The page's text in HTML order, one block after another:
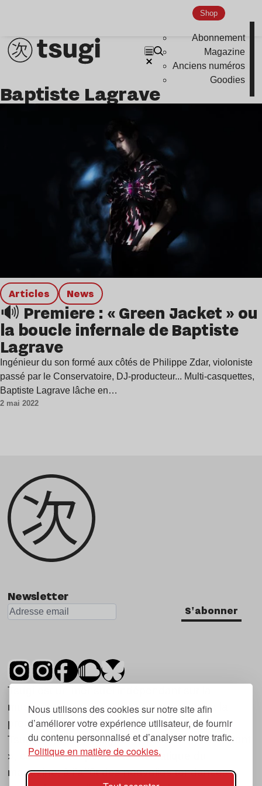
Nous utilisons des cookies sur notre site afin
d’améliorer votre expérience utilisateur, de fournir
du contenu personnalisé et d’analyser notre trafic.
Politique en matière de cookies.
Shop
Abonnement
Magazine
Anciens numéros
Goodies
Baptiste Lagrave
Articles news
🔊 Premiere : « Green Jacket » ou
la boucle infernale de Baptiste
Lagrave
Ingénieur du son formé aux côtés de Philippe Zdar, violoniste
passé par le Conservatoire, DJ-producteur... Multi-casquettes,
Baptiste Lagrave lâche en…
2 mai 2022
Newsletter
S'abonner
Tsugi est un mensuel indépendant sur la
musique et les nouvelles tendances, dont la
première parution date de 2007.
Tsugi en japonais signifie « prochain », « suivant
», ce qui correspond à la thématique du
magazine, à l’affût des nouvelles tendances